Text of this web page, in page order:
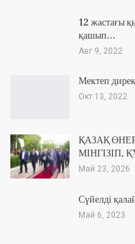
12 жастағы
қашып…
Авг 9, 2022
Мектеп
Окт 13, 2022
ҚАЗАҚ
МІНГІЗІП,
Май 23, 2026
Сүйелді
Май 6, 2023